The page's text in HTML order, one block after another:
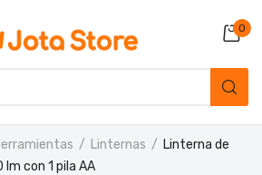
0
Linternas
Linterna de
lm con 1 pila AA